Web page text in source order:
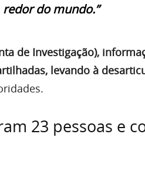
redor do mundo.”
de Investigação),
levando à
23 pessoas e